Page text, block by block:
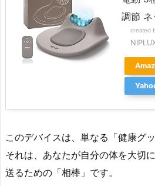
調節 ネ
created
このデバイスは、単なる「健康グ
それは、あなたが自分の体を大切
送るための「相棒」です。